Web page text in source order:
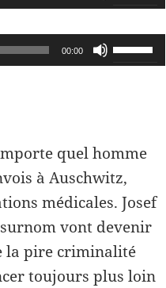
les
flèches
haut/bas
diminuer
le
volume.
00:00
Utilisez
les
ou
diminuer
le
volume.
quel homme
à Auschwitz,
médicales. Josef
vont devenir
la pire criminalité
toujours plus loin